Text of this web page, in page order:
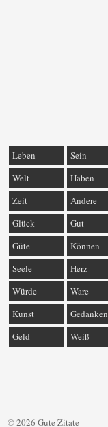
Leben Sein
Welt
Haben
Zeit
Andere
Glück
Gut
Güte
Können
Seele
Herz
Würde
Ware
Kunst
Gedanken
Geld
Weiß
© 2026 Gute Zitate